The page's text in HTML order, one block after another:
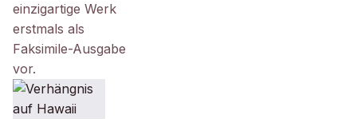
einzigartige Werk
erstmals als
Faksimile-Ausgabe
vor.